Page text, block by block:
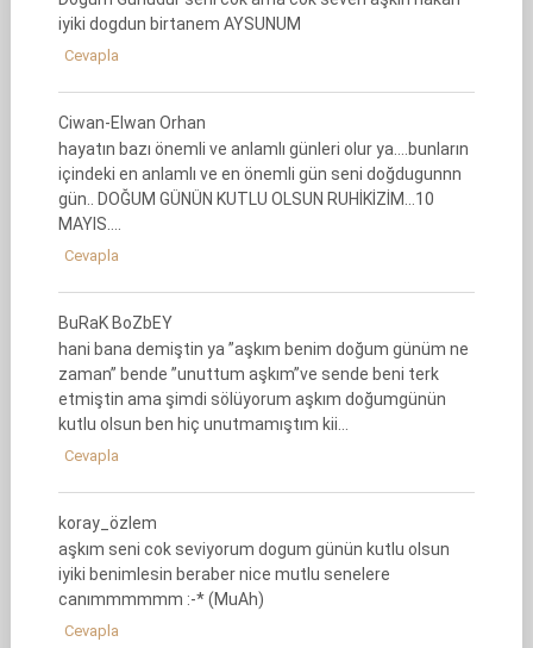
iyiki dogdun birtanem AYSUNUM
Cevapla
Ciwan-Elwan Orhan
hayatın bazı önemli ve anlamlı günleri olur ya….bunların
içindeki en anlamlı ve en önemli gün seni doğdugunnn
gün.. DOĞUM GÜNÜN KUTLU OLSUN RUHİKİZİM…10
MAYIS….
Cevapla
BuRaK BoZbEY
hani bana demiştin ya ”aşkım benim doğum günüm ne
zaman” bende ”unuttum aşkım”ve sende beni terk
etmiştin ama şimdi sölüyorum aşkım doğumgünün
kutlu olsun ben hiç unutmamıştım kii…
Cevapla
koray_özlem
aşkım seni cok seviyorum dogum günün kutlu olsun
iyiki benimlesin beraber nice mutlu senelere
canımmmmmm :-* (MuAh)
Cevapla